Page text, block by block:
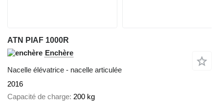
ATN PIAF 1000R
Enchère
Nacelle élévatrice - nacelle articulée
2016
Capacité de charge 200 kg